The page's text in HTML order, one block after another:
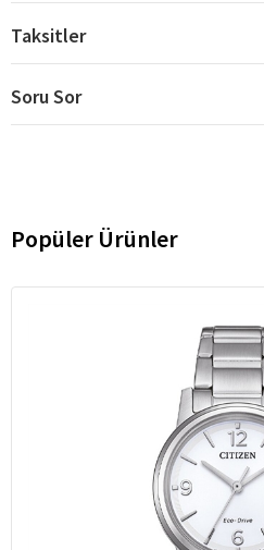
Taksitler
Soru Sor
Popüler Ürünler